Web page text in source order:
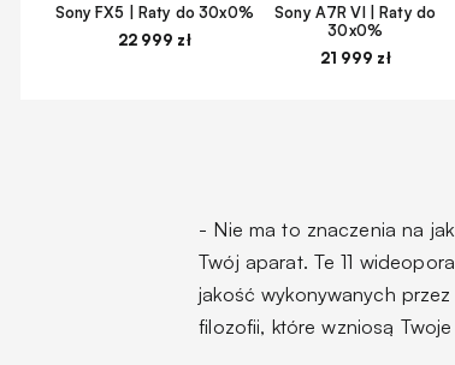
Sony FX5 | Raty do 30x0%
22 999 zł
Sony A7R VI | Raty do
30x0%
21 999 zł
- Nie ma to znaczenia na
Twój aparat. Te 11
jakość wykonywanych
filozofii, które wzniosą